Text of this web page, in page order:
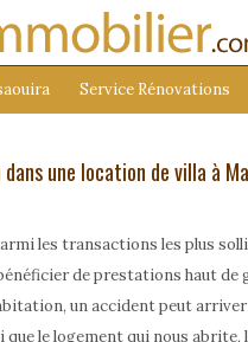
Service Rénovations
une location de villa à
les transactions les plus
de prestations haut
un accident peut
le logement qui nous